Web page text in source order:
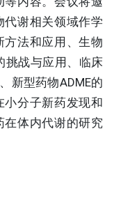
谢相关领域作学
法和应用、生物
挑战与应用、临床
新型药物ADME的
分子新药发现和
在体内代谢的研究